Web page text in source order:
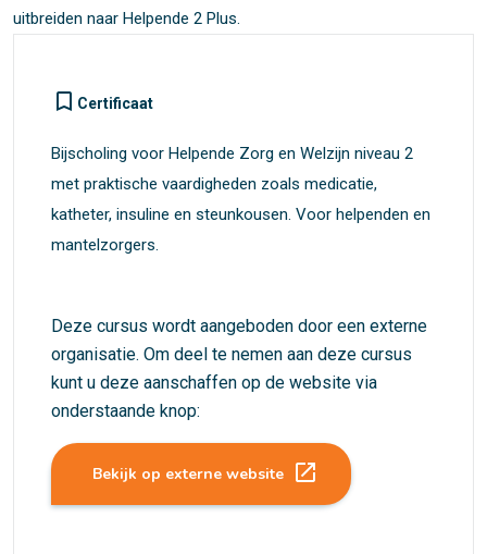
uitbreiden naar Helpende 2 Plus.
turned_in_not Certificaat
Bijscholing voor Helpende Zorg en Welzijn niveau 2
met praktische vaardigheden zoals medicatie,
katheter, insuline en steunkousen. Voor helpenden en
mantelzorgers.
Deze cursus wordt aangeboden door een externe
organisatie. Om deel te nemen aan deze cursus
kunt u deze aanschaffen op de website via
onderstaande knop:
Bekijk op externe website launch